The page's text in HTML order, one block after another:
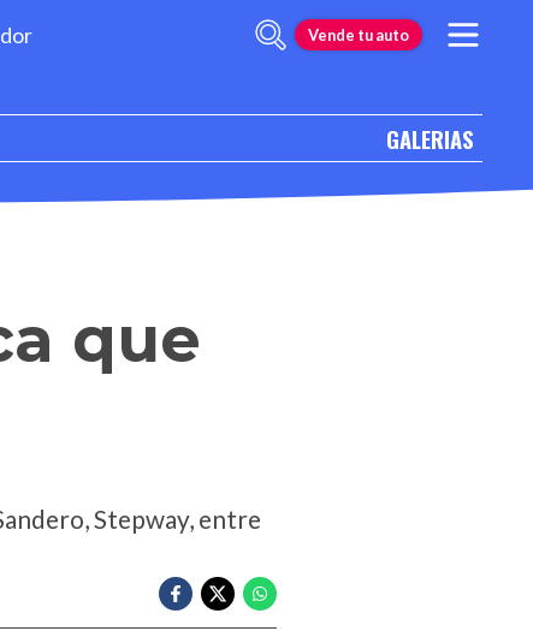
Vende tu auto
GALERIAS
que
Stepway, entre